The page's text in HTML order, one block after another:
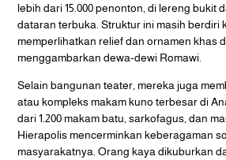
lebih dari 15.000 penonton, di lereng bukit
dataran terbuka. Struktur ini masih berdiri
memperlihatkan relief dan ornamen khas
menggambarkan dewa-dewi Romawi.
Selain bangunan teater, mereka juga
atau kompleks makam kuno terbesar di
dari 1.200 makam batu, sarkofagus, dan
Hierapolis mencerminkan keberagaman
masyarakatnya. Orang kaya dikuburkan